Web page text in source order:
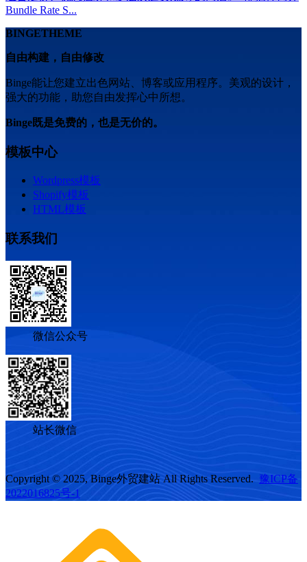
Bundle Rate S...
BINGETHEME
自由构建，自由修改
Binge能让您建立出色网站、博客或应用程序。美观的设计，
强大的功能，助您自由发挥心中所想。
Binge既是免费的，也是无价的。
模板中心
Wordpress模板
Shopify模板
HTML模板
联系我们
微信公众号
站长微信
Copyright © 2025, Binge外贸建站 All Rights Reserved. 豫ICP备
2022016825号-1